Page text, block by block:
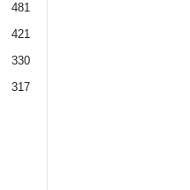
481
421
330
317